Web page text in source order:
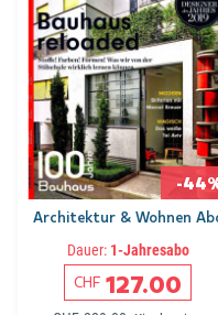
-
Architektur & Wohnen
Dauer:1-Jahresabo
CHF 127.00